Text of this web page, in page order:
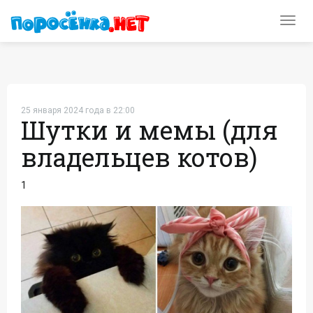
25 января 2024 года в 22:00
Шутки и мемы (для
владельцев котов)
1